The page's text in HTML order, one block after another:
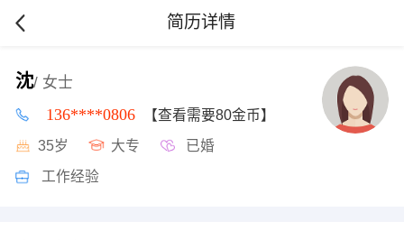
简历详情
沈/ 女士
136****0806 【查看需要80金币】
35岁 大专 已婚
工作经验